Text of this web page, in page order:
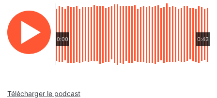
0:00 0:43
Télécharger le podcast